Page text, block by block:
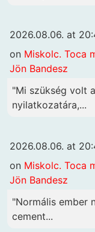
2026.08.06. at
on Miskolc. Toca
Jön Bandesz
"Mi szükség volt
nyilatkozatára,...
2026.08.06. at
on Miskolc. Toca
Jön Bandesz
"Normális ember
cement...